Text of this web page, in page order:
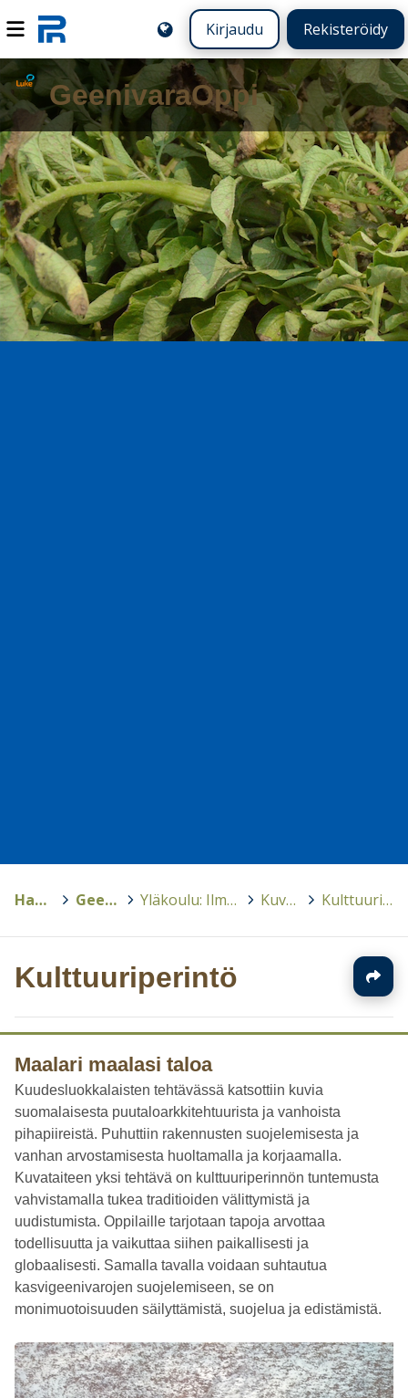
Kirjaudu Rekisteröidy
GeenivaraOppi
Hankkeet GeenivaraOppi > Yläkoulu: Ilmiöpohjainen oppiminen > Kuvataide > Kulttuuriperintö
Kulttuuriperintö
Maalari maalasi taloa
Kuudesluokkalaisten tehtävässä katsottiin kuvia
suomalaisesta puutaloarkkitehtuurista ja vanhoista
pihapiireistä. Puhuttiin rakennusten suojelemisesta ja
vanhan arvostamisesta huoltamalla ja korjaamalla.
Kuvataiteen yksi tehtävä on kulttuuriperinnön tuntemusta
vahvistamalla tukea traditioiden välittymistä ja
uudistumista. Oppilaille tarjotaan tapoja arvottaa
todellisuutta ja vaikuttaa siihen paikallisesti ja
globaalisesti. Samalla tavalla voidaan suhtautua
kasvigeenivarojen suojelemiseen, se on
monimuotoisuuden säilyttämistä, suojelua ja edistämistä.